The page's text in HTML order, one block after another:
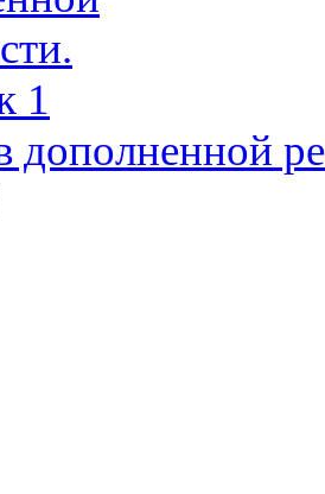
дополненной